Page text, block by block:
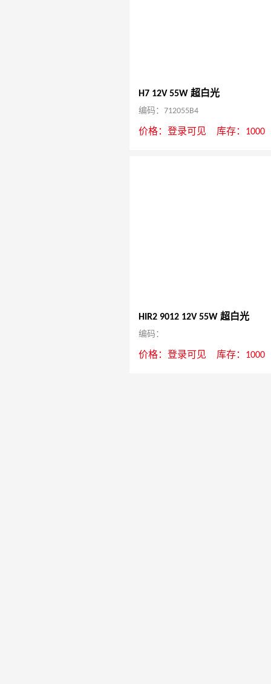
H7 12V 55W 超白光
编码：712055B4
价格： 登录可见 库存：1000
HIR2 9012 12V 55W 超白光
编码：
价格： 登录可见 库存：1000